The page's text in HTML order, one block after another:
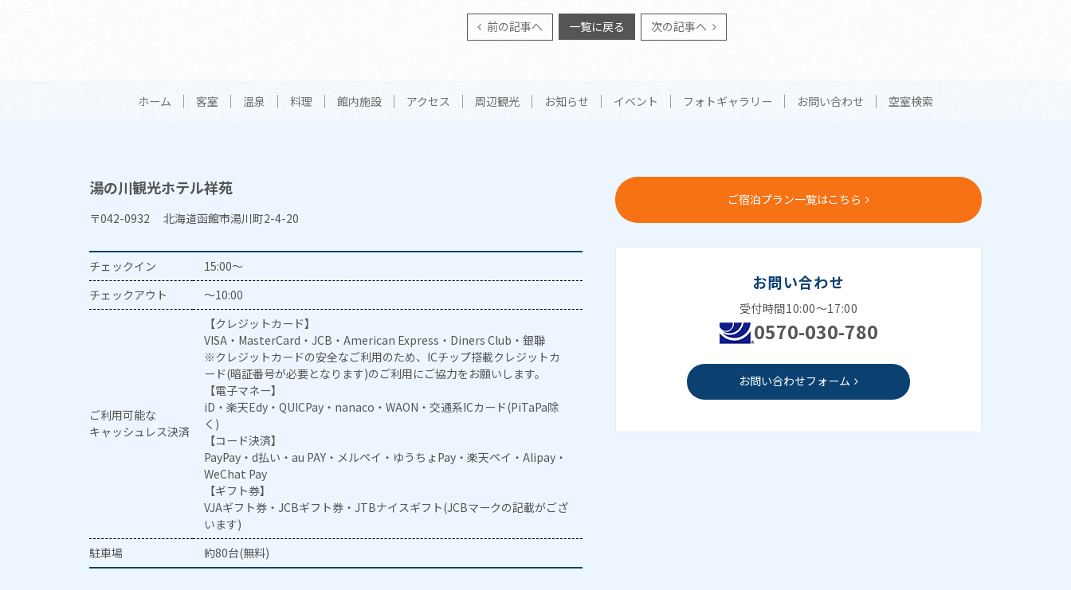
前の記事へ 一覧に戻る 次の記事へ
ホーム 客室 温泉 料理 館内施設 アクセス 周辺観光 お知らせ イベント フォトギャラリー お問い合わせ 空室検索
湯の川観光ホテル祥苑
〒042-0932 北海道函館市湯川町2-4-20
チェックイン
15:00～
チェックアウト
～10:00
ご利用可能な
キャッシュレス決済
【クレジットカード】
VISA・MasterCard・JCB・American Express・Diners Club・銀聯
※クレジットカードの安全なご利用のため、ICチップ搭載クレジットカ
ード(暗証番号が必要となります)のご利用にご協力をお願いします。
【電子マネー】
iD・楽天Edy・QUICPay・nanaco・WAON・交通系ICカード(PiTaPa除
く)
【コード決済】
PayPay・d払い・au PAY・メルペイ・ゆうちょPay・楽天ペイ・Alipay・
WeChat Pay
【ギフト券】
VJAギフト券・JCBギフト券・JTBナイスギフト(JCBマークの記載がござ
います)
駐車場
約80台(無料)
ご宿泊プラン一覧はこちら
お問い合わせ
受付時間10:00～17:00
0570-030-780
お問い合わせフォーム